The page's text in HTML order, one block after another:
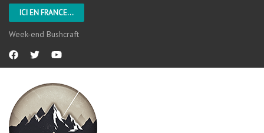
ICI EN FRANCE...
Week-end Bushcraft